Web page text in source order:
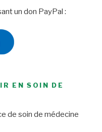
un don PayPal :
EN SOIN DE
de soin de médecine